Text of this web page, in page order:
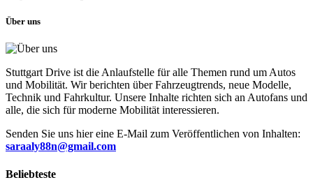
Über uns
Stuttgart Drive ist die Anlaufstelle für alle Themen rund um Autos
und Mobilität. Wir berichten über Fahrzeugtrends, neue Modelle,
Technik und Fahrkultur. Unsere Inhalte richten sich an Autofans und
alle, die sich für moderne Mobilität interessieren.
Senden Sie uns hier eine E-Mail zum Veröffentlichen von Inhalten:
saraaly88n@gmail.com
Beliebteste